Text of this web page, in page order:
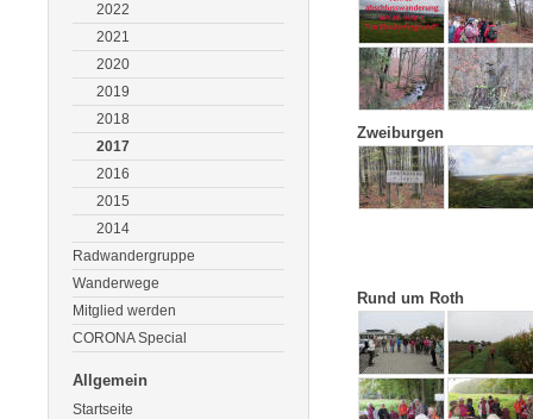
2022
2021
2020
2019
2018
2017
2016
2015
2014
Radwandergruppe
Wanderwege
Mitglied werden
CORONA Special
Allgemein
Startseite
Zweiburgen
Rund um Roth